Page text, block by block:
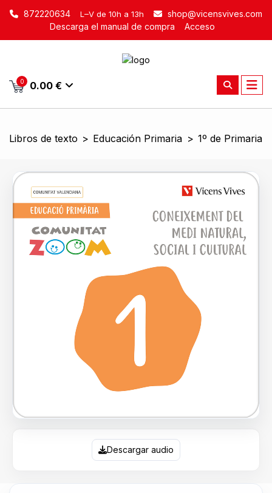
872220634 L–V de 10h a 13h
shop@vicensvives.com
Descarga el manual de compra
Acceso
0 0.00 €
Libros de texto > Educación Primaria > 1º de Primaria
Descargar audio